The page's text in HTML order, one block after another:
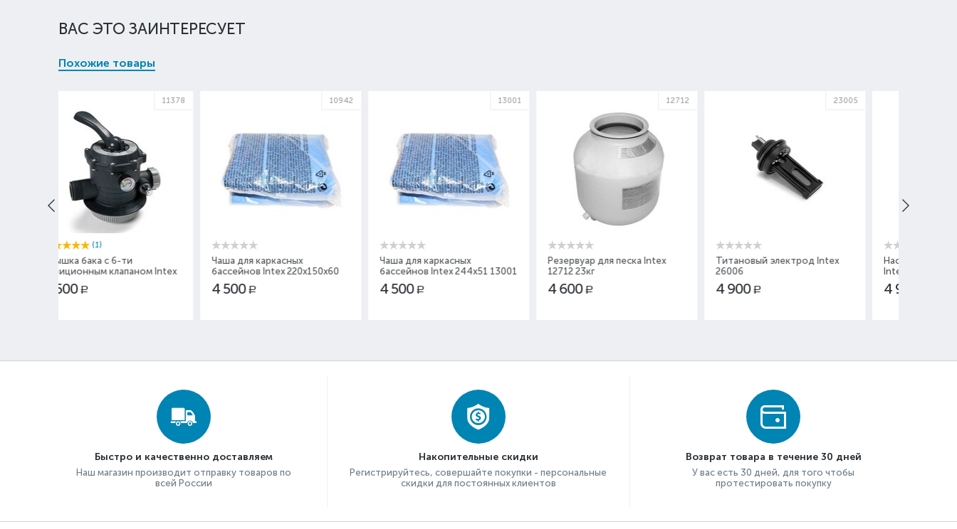
ВАС ЭТО ЗАИНТЕРЕСУЕТ
Похожие товары
Чаша для каркасных
бассейнов Intex 220x150x60
4 500
Чаша для каркасных
бассейнов Intex 244x51 13001
4 500
Резервуар для песка Intex
12712 23кг
4 600
Титановый электрод Intex
26006
4 900
Насос с блоком управления
4 900
Быстро и качественно доставляем
Наш магазин производит отправку товаров по
всей России
Накопительные скидки
Регистрируйтесь, совершайте покупки - персональные
скидки для постоянных клиентов
Возврат товара в течение 30 дней
У вас есть 30 дней, для того чтобы
протестировать покупку